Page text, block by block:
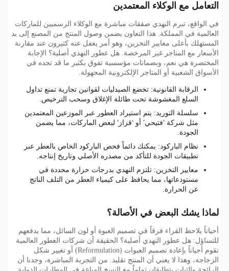
التعامل مع الوكلاء المعتمدين
في الواقع، تبرم النهدي صفقات مباشرة مع الوكلاء الرسميين للماركات
العالمية في المملكة. هذا التعاون يضمن وصول المنتج من المصنع إلى يد
المستهلك بأعلى معايير التخزين، وهو أمر يغفل عنه كثيرون عند مقارنة
الأسعار مع المتاجر غير المرخصة. هل عطور النهدي أصلية؟ الإجابة
المختصرة هي نعم، وبضمانات مؤسسية تفوق بكثير ما قد تجده في
الأسواق الشعبية أو المتاجر الإلكترونية المجهولة.
الرقابة القانونية: تخضع الصيدليات لقوانين تجارية تمنع تداول
السلع المغشوشة تحت طائلة الإغلاق وسحب الترخيص.
سلسلة التوريد: يتم استيراد العطور عبر الموزعين المعتمدين
مثل شركة ‘فتيحي’ أو ‘قزاز’ لبعض الماركات، مما يضمن
الجودة.
نظام الباركود: يمكنك دائماً فحص الباركود الخاص بالعطر عبر
تطبيقات الجودة للتأكد من مصدره الأصلي وتاريخ إنتاجه.
معايير التخزين: تلتزم النهدي بدرجات حرارة محددة في
مستودعاتها، مما يحافظ على كيمياء العطر من التلف الناتج
عن الحرارة.
لماذا يشك البعض في الأصالة؟
أحياناً يلاحظ القراء فرقاً في تصميم العبوة أو لون السائل، مما يدفعهم
للتساؤل: هل عطور النهدي أصلية؟ الحقيقة أن شركات العطور العالمية
تقوم أحياناً بإعادة تصميم العبوات (Reformulation) أو تغيير شكل
الزجاجة، وهذا لا يعني أن المنتج تقليد. من التجربة المباشرة، وجدنا أن